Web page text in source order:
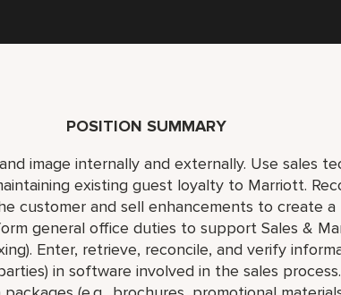
POSITION SUMMARY
image internally and externally. Use sales
existing guest loyalty to Marriott.
customer and sell enhancements to create
general office duties to support Sales &
Enter, retrieve, reconcile, and verify
in software involved in the sales